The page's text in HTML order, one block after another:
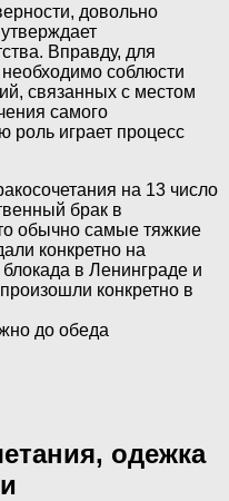
довольно
Вправду, для
соблюсти
связанных с местом
самого
роль играет процесс
на 13 число
брак в
обычно самые тяжкие
конкретно на
в Ленинграде и
конкретно в
до обеда
одежка